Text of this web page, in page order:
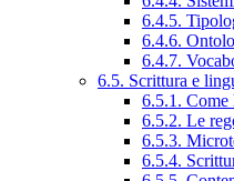
6.4.5.
6.4.6.
6.4.7.
6.5. Scrittura e
6.5.1. Come
6.5.2. Le
6.5.3.
6.5.4.